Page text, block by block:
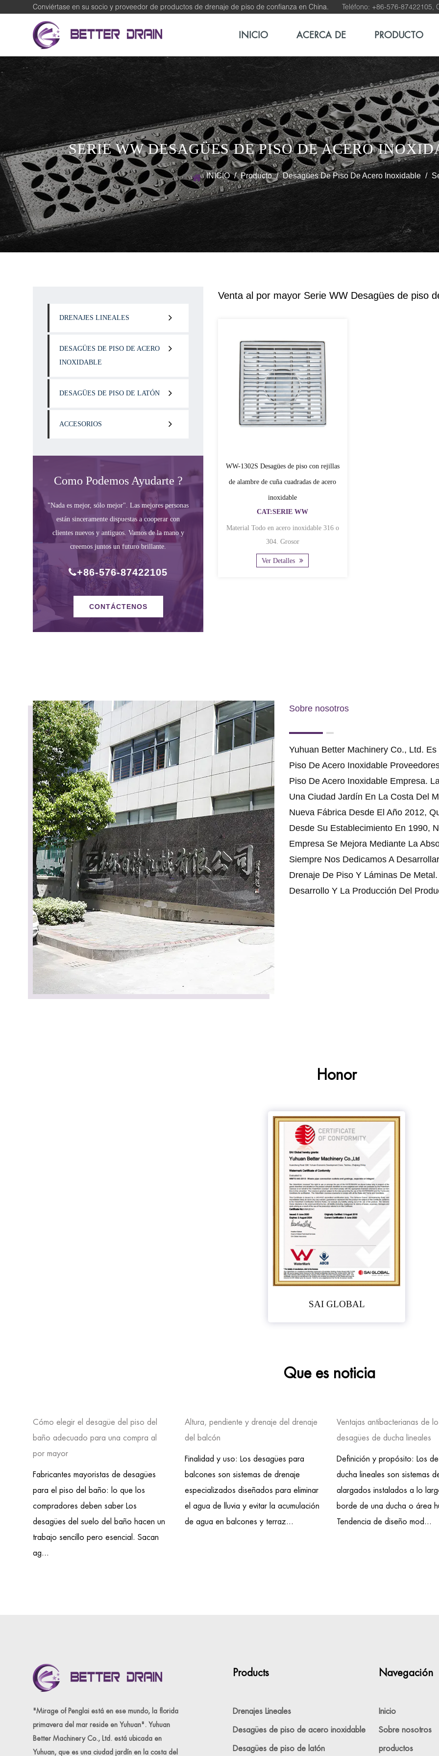
Conviértase en su socio y proveedor de productos de drenaje de piso de confianza en China. Teléfono: +86-576-87422105,
INICIO ACERCA DE PRODUCTO
SERIE WW DESAGÜES DE PISO DE ACERO
INICIO / Producto / Desagües De Piso De Acero Inoxidable /
DRENAJES LINEALES
DESAGÜES DE PISO DE ACERO
INOXIDABLE
DESAGÜES DE PISO DE LATÓN
ACCESORIOS
Como Podemos Ayudarte ?
"Nada es mejor, sólo mejor". Las mejores personas
están sinceramente dispuestas a cooperar con
clientes nuevos y antiguos. Vamos de la mano y
creemos juntos un futuro brillante.
+86-576-87422105
CONTÁCTENOS
Venta al por mayor Serie WW Desagües de piso
WW-1302S Desagües de piso con rejillas
de alambre de cuña cuadradas de acero
inoxidable
CAT:SERIE WW
Material Todo en acero inoxidable 316 o
304. Grosor
Ver Detalles
Sobre nosotros
Yuhuan Better Machinery Co., Ltd.
Piso De Acero Inoxidable
Piso De Acero Inoxidable Empresa.
Una Ciudad Jardín En La Costa Del
Nueva Fábrica Desde El Año 2012,
Desde Su Establecimiento En 1990,
Empresa Se Mejora Mediante La
Siempre Nos Dedicamos A
Drenaje De Piso Y Láminas De
Desarrollo Y La Producción Del
Honor
SAI GLOBAL
Que es noticia
Cómo elegir el desagüe del piso del
baño adecuado para una compra al
por mayor
Fabricantes mayoristas de desagües
para el piso del baño: lo que los
compradores deben saber Los
desagües del suelo del baño hacen un
trabajo sencillo pero esencial. Sacan
ag...
Altura, pendiente y drenaje del drenaje
del balcón
Finalidad y uso: Los desagües para
balcones son sistemas de drenaje
especializados diseñados para eliminar
el agua de lluvia y evitar la acumulación
de agua en balcones y terraz...
Ventajas antibacterianas de
desagües de ducha lineales
Definición y propósito: Los
ducha lineales son sistemas
alargados instalados a lo
borde de una ducha o área
Tendencia de diseño mod...
"Mirage of Penglai está en ese mundo, la florida
primavera del mar reside en Yuhuan". Yuhuan
Better Machinery Co., Ltd. está ubicada en
Yuhuan, que es una ciudad jardín en la costa del
Products
Drenajes Lineales
Desagües de piso de acero inoxidable
Desagües de piso de latón
Navegación
Inicio
Sobre nosotros
productos